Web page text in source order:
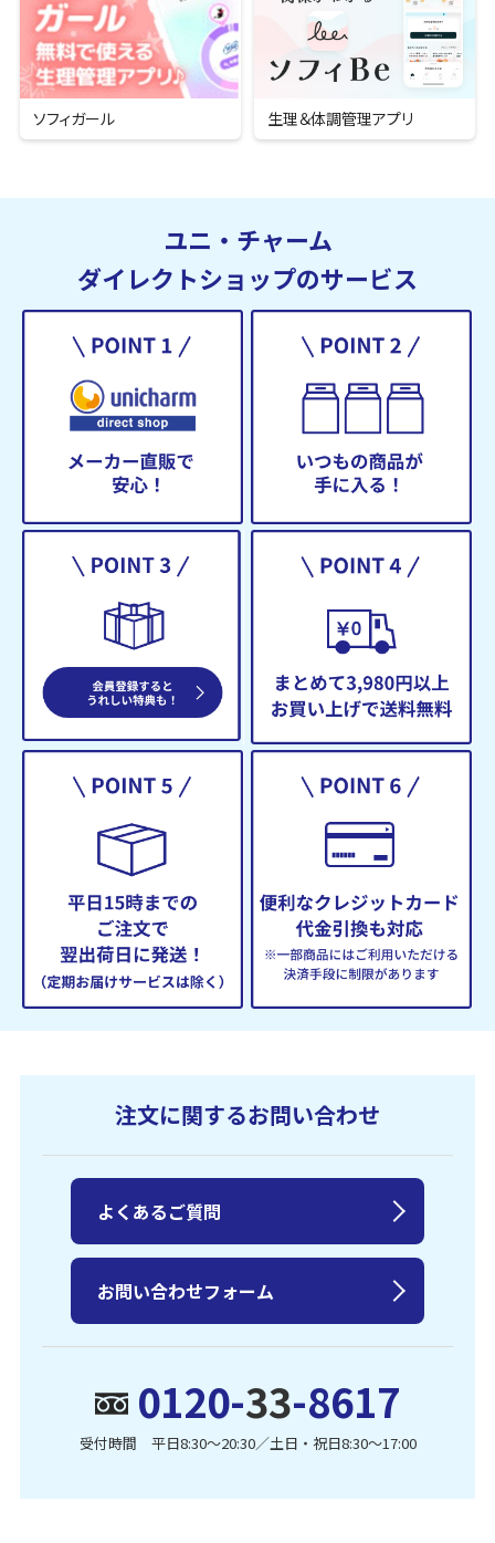
ソフィガール 生理＆体調管理アプリ
ユニ・チャーム
ダイレクトショップのサービス
注文に関するお問い合わせ
0120-33-8617
受付時間 平日8:30〜20:30／土日・祝日8:30〜17:00
よくあるご質問
お問い合わせフォーム